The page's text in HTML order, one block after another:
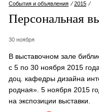
События и объявления ⁄2015 ⁄
Персональная
30 ноября
В выставочном зале
с 5 по 30 ноября 2015
доц. кафедры дизайна
родная». 5 ноября 2015
на экспозиции выставки.